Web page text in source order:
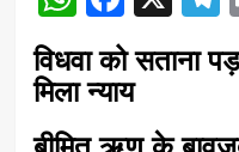
विधवा को सताना
मिला न्याय